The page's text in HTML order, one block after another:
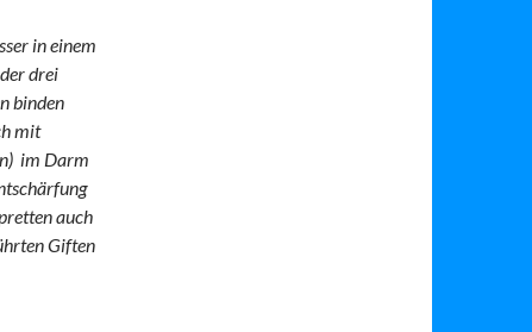
in einem
drei
binden
mit
im Darm
auch
Giften